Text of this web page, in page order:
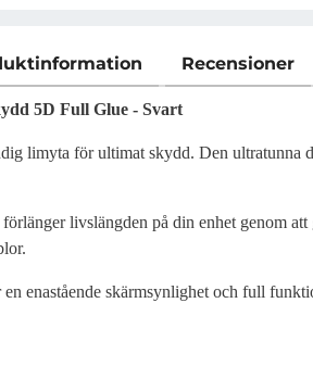
Recensioner
5D Full Glue - Svart
limyta för ultimat skydd. Den ultratunna
förlänger livslängden på din enhet genom
enastående skärmsynlighet och full